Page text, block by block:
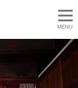
MENU